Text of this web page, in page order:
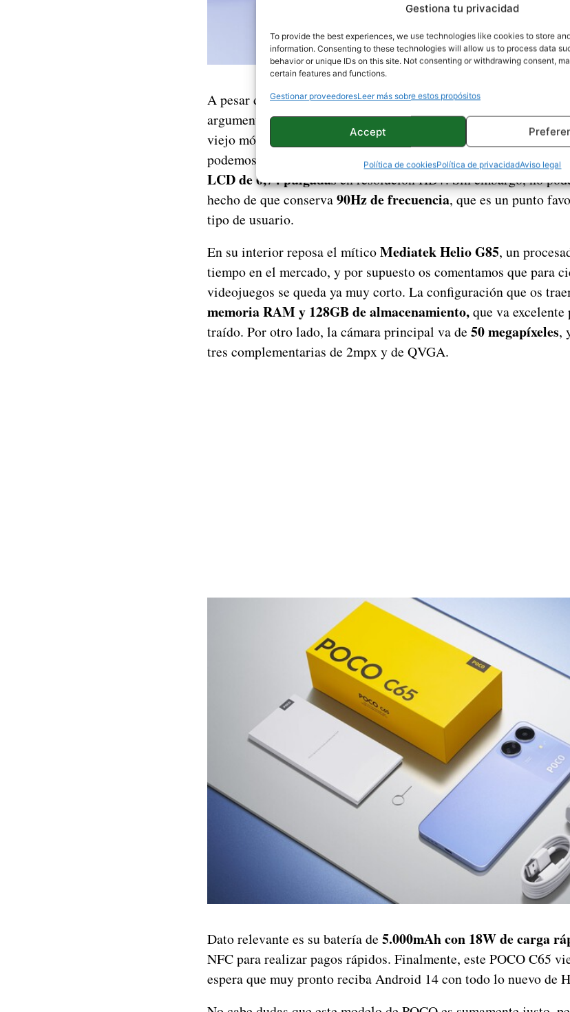
Gestiona tu privacidad
To provide the best experiences, we use technologies like cookies to store
information. Consenting to these technologies will allow us to process data
behavior or unique IDs on this site. Not consenting or withdrawing consent,
certain features and functions.
Gestionar proveedoresLeer más sobre estos propósitos
Accept
Política de cookiesPolítica de privacidadAviso legal
A pesar de las grandes carencias que podemos encontrar en este
argumentar que es suficiente para aquellas personas que solo
viejo móvil para
redes sociales, y para el apartado multimedia.
podemos ser tan exigentes, ya que hablamos de un dispositivo
LCD de 6,74 pulgadasen resolución HD+. Sin embargo, no
hecho de que conserva90Hz de frecuencia, que es un punto
tipo de usuario.
En su interior reposa el míticoMediatek Helio G85, un
tiempo en el mercado, y por supuesto os comentamos que para
videojuegos se queda ya muy corto. La configuración que os
memoria RAM y 128GB de almacenamiento,que va
traído. Por otro lado, la cámara principal va de 50 megapíxeles,
tres complementarias de 2mpx y de QVGA.
Dato relevante es su batería de 5.000mAh con 18W de carga
NFC para realizar pagos rápidos. Finalmente, este POCO C65
espera que muy pronto reciba Android 14 con todo lo nuevo de